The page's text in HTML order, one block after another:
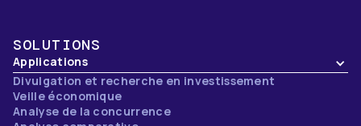
SOLUTIONS
Applications
Divulgation et recherche en investissement
Veille économique
Analyse de la concurrence